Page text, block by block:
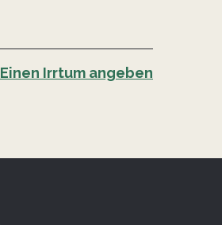
Einen Irrtum angeben